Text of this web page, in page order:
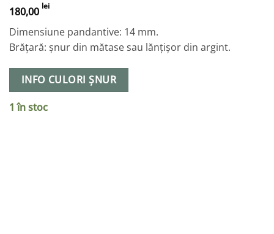
180,00 lei
Dimensiune pandantive: 14 mm.
Brățară: șnur din mătase sau lănțișor din argint.
INFO CULORI ȘNUR
1 în stoc